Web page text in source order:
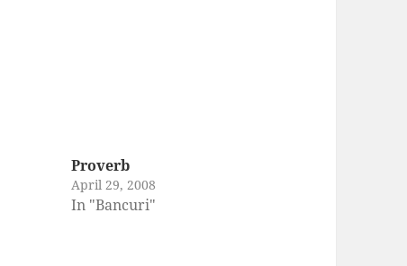
Proverb
April 29, 2008
In "Bancuri"